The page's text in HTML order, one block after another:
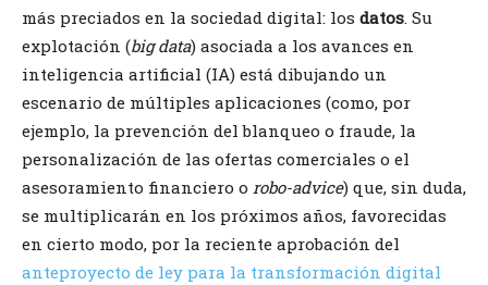
más preciados en la sociedad digital: los datos. Su
explotación (big data) asociada a los avances en
inteligencia artificial (IA) está dibujando un
escenario de múltiples aplicaciones (como, por
ejemplo, la prevención del blanqueo o fraude, la
personalización de las ofertas comerciales o el
asesoramiento financiero o robo-advice) que, sin duda,
se multiplicarán en los próximos años, favorecidas
en cierto modo, por la reciente aprobación del
anteproyecto de ley para la transformación digital